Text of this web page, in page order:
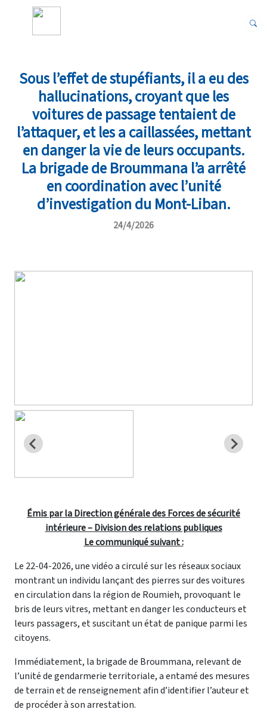
Sous l’effet de stupéfiants, il a eu des
hallucinations, croyant que les
voitures de passage tentaient de
l’attaquer, et les a caillassées, mettant
en danger la vie de leurs occupants.
La brigade de Broummana l’a arrêté
en coordination avec l’unité
d’investigation du Mont-Liban.
24/4/2026
Émis par la Direction générale des Forces de sécurité
intérieure – Division des relations publiques
Le communiqué suivant :
Le 22-04-2026, une vidéo a circulé sur les réseaux sociaux
montrant un individu lançant des pierres sur des voitures
en circulation dans la région de Roumieh, provoquant le
bris de leurs vitres, mettant en danger les conducteurs et
leurs passagers, et suscitant un état de panique parmi les
citoyens.
Immédiatement, la brigade de Broummana, relevant de
l’unité de gendarmerie territoriale, a entamé des mesures
de terrain et de renseignement afin d’identifier l’auteur et
de procéder à son arrestation.